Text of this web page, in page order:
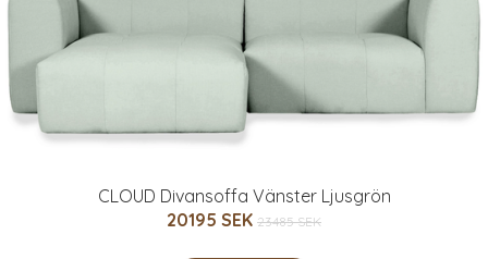
CLOUD Divansoffa Vänster Ljusgrön
20195 SEK 23485 SEK